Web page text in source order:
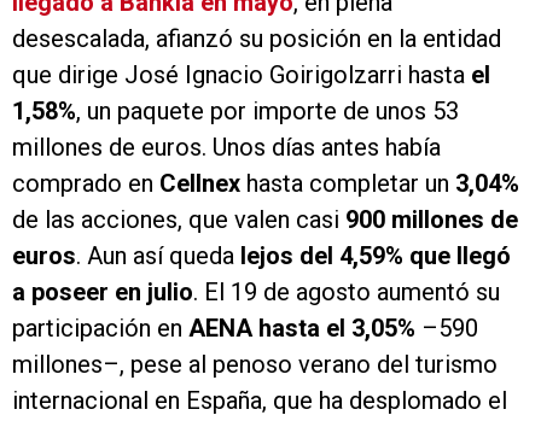
desescalada, afianzó su posición en la entidad
que dirige José Ignacio Goirigolzarri hasta el
1,58%, un paquete por importe de unos 53
millones de euros. Unos días antes había
comprado en Cellnex hasta completar un 3,04%
de las acciones, que valen casi 900 millones de
euros. Aun así queda lejos del 4,59% que llegó
a poseer en julio. El 19 de agosto aumentó su
participación en AENA hasta el 3,05% –590
millones–, pese al penoso verano del turismo
internacional en España, que ha desplomado el